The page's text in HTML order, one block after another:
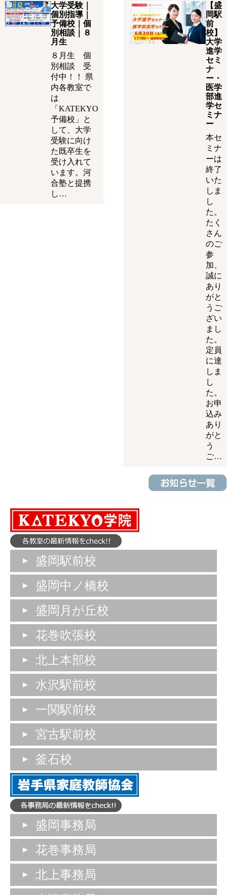
大学受験｜
個別指導｜
予備校｜個
別相談｜８
月生
８月生 個
別相談 受
付中！！ 県
内各教室で
は
「KATEKYO
予備校」と
して、大学
受験に向け
た既卒生を
受け入れて
います。河
合塾と提携
し…
【盛
岡駅
前
校】
大学
進学
セミ
ナ
ー・
医学
部進
学セ
ミナ
ー
本セ
ミナ
ーは
終了
いた
しま
し
た。
たく
さん
のご
参
加、
誠に
あり
がと
うご
ざい
まし
た。
定員
に達
しま
し
た。
お申
込み
あり
がと
う
ご…
盛岡駅前校
盛岡中ノ橋校
盛岡月が丘校
花巻吹張校
北上本部校
水沢駅前校
一関駅前校
宮古駅前校
釜石校
盛岡事務局
花巻事務局
北上事務局